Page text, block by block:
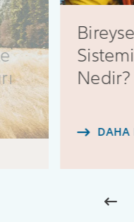
Nedir?
DAHA